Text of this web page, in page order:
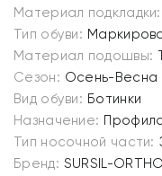
Материал подкладки:
Тип обуви:
Материал подошвы:
Сезон: Осень-Весна
Вид обуви: Ботинки
Назначение:
Тип носочной части:
Бренд: SURSIL-ORTHO